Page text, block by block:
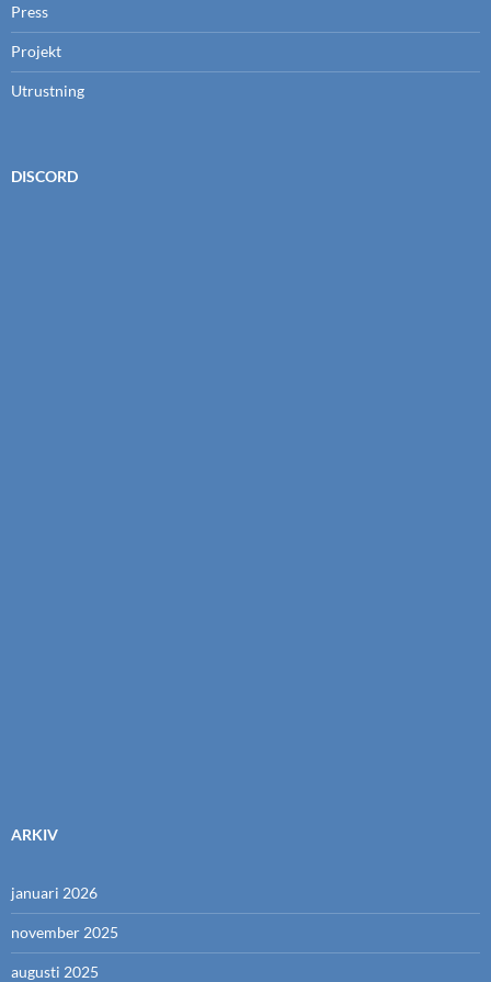
Press
Projekt
Utrustning
DISCORD
ARKIV
januari 2026
november 2025
augusti 2025